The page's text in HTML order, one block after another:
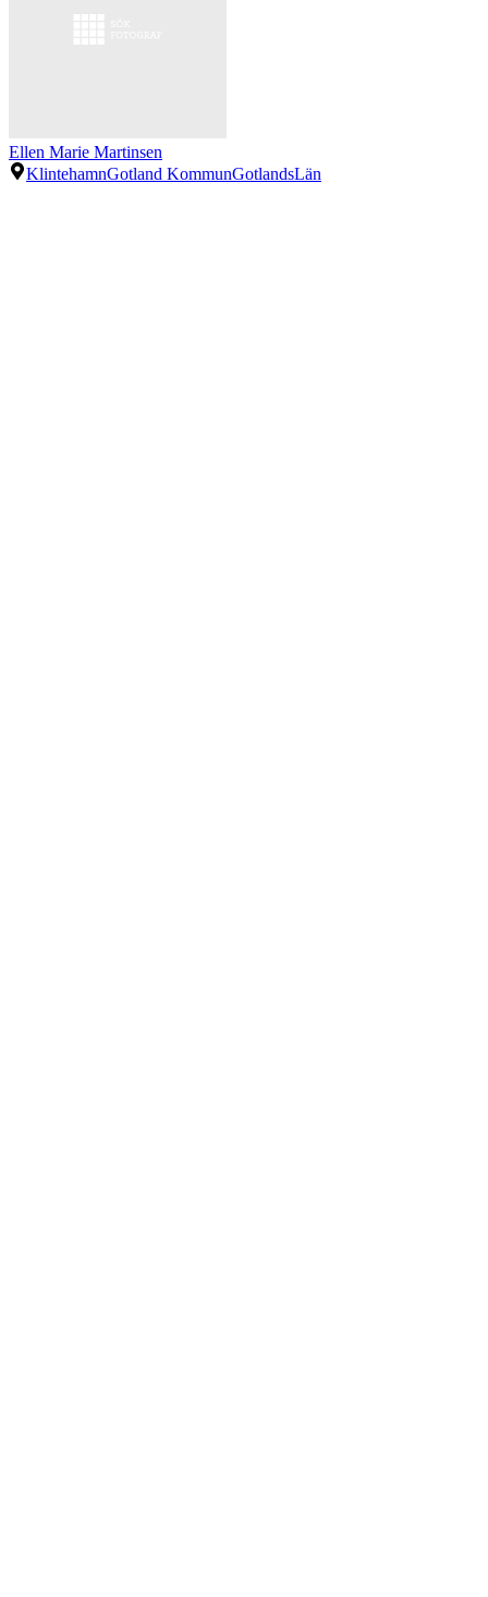
Ellen Marie Martinsen
KlintehamnGotland KommunGotlandsLän